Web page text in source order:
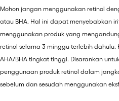
Mohon jangan menggunakan retinol
atau BHA. Hal ini dapat menyebabkan
menggunakan produk yang
retinol selama 3 minggu terlebih
AHA/BHA tingkat tinggi. Disarankan
penggunaan produk retinol dalam
sebelum dan sesudah menggunakan